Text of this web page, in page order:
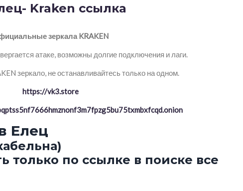
Kraken ссылка
зеркала KRAKEN
атаке, возможны долгие подключения и лаги.
зеркало, не останавливайтесь только на одном.
https://vk3.store
Елец
только по ссылке в поиске все